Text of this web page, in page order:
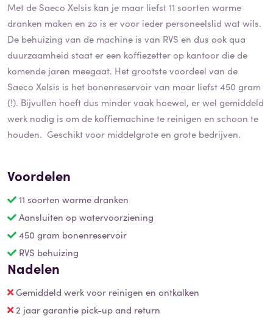
Met de Saeco Xelsis kan je maar liefst 11 soorten warme
dranken maken en zo is er voor ieder personeelslid wat wils.
De behuizing van de machine is van RVS en dus ook qua
duurzaamheid staat er een koffiezetter op kantoor die de
komende jaren meegaat. Het grootste voordeel van de
Saeco Xelsis is het bonenreservoir van maar liefst 450 gram
(!). Bijvullen hoeft dus minder vaak hoewel, er wel gemiddeld
werk nodig is om de koffiemachine te reinigen en schoon te
houden. Geschikt voor middelgrote en grote bedrijven.
Voordelen
11 soorten warme dranken
Aansluiten op watervoorziening
450 gram bonenreservoir
RVS behuizing
Nadelen
Gemiddeld werk voor reinigen en ontkalken
2 jaar garantie pick-up and return